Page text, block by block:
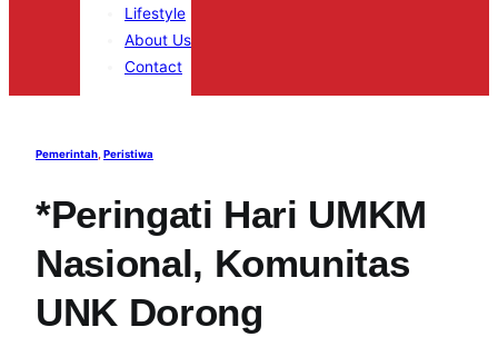
Lifestyle
About Us
Contact
Pemerintah Peristiwa
*Peringati Hari UMKM
Nasional, Komunitas
UNK Dorong